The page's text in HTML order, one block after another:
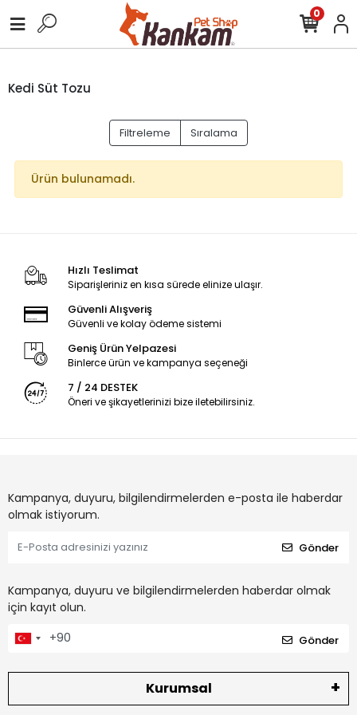
0
Kedi Süt Tozu
Filtreleme Sıralama
Ürün bulunamadı.
Hızlı Teslimat
Siparişleriniz en kısa sürede elinize ulaşır.
Güvenli Alışveriş
Güvenli ve kolay ödeme sistemi
Geniş Ürün Yelpazesi
Binlerce ürün ve kampanya seçeneği
7 / 24 DESTEK
Öneri ve şikayetlerinizi bize iletebilirsiniz.
Kampanya, duyuru, bilgilendirmelerden e-posta ile haberdar
olmak istiyorum.
Gönder
Kampanya, duyuru ve bilgilendirmelerden haberdar olmak
için kayıt olun.
Gönder
Kurumsal